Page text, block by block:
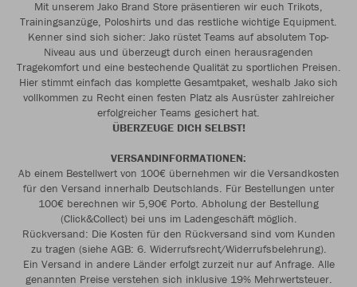
Mit unserem Jako Brand Store präsentieren wir euch Trikots,
Trainingsanzüge, Poloshirts und das restliche wichtige Equipment.
Kenner sind sich sicher: Jako rüstet Teams auf absolutem Top-
Niveau aus und überzeugt durch einen herausragenden
Tragekomfort und eine bestechende Qualität zu sportlichen Preisen.
Hier stimmt einfach das komplette Gesamtpaket, weshalb Jako sich
vollkommen zu Recht einen festen Platz als Ausrüster zahlreicher
erfolgreicher Teams gesichert hat.
ÜBERZEUGE DICH SELBST!
VERSANDINFORMATIONEN:
Ab einem Bestellwert von 100€ übernehmen wir die Versandkosten
für den Versand innerhalb Deutschlands. Für Bestellungen unter
100€ berechnen wir 5,90€ Porto. Abholung der Bestellung
(Click&Collect) bei uns im Ladengeschäft möglich.
Rückversand: Die Kosten für den Rückversand sind vom Kunden
zu tragen (siehe AGB: 6. Widerrufsrecht/Widerrufsbelehrung).
Ein Versand in andere Länder erfolgt zurzeit nur auf Anfrage. Alle
genannten Preise verstehen sich inklusive 19% Mehrwertsteuer.